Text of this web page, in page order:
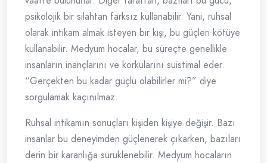
psikolojik bir silahtan farksız kullanabilir. Yani, ruhsal
olarak intikam almak isteyen bir kişi, bu güçleri kötüye
kullanabilir. Medyum hocalar, bu süreçte genellikle
insanların inançlarını ve korkularını suistimal eder.
“Gerçekten bu kadar güçlü olabilirler mi?” diye
sorgulamak kaçınılmaz.
Ruhsal intikamın sonuçları kişiden kişiye değişir. Bazı
insanlar bu deneyimden güçlenerek çıkarken, bazıları
derin bir karanlığa sürüklenebilir. Medyum hocaların